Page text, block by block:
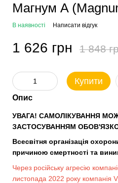
Магнум А
В наявності Написати відгук
1 626 грн 1 848
Купити
Опис
УВАГА! САМОЛІКУВАННЯ
ЗАСТОСУВАННЯМ
Всесвітня організація
причиною смертності та
Через російську агресію
листопада 2022 року